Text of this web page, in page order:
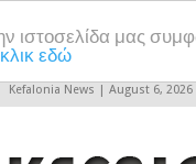
ιστοσελίδα μας
εδώ
Kefalonia News | August 6, 2026